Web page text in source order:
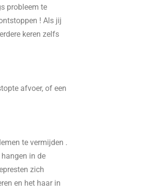
probleem te
! Als jij
keren zelfs
afvoer, of een
te vermijden .
in de
zich
en het haar in